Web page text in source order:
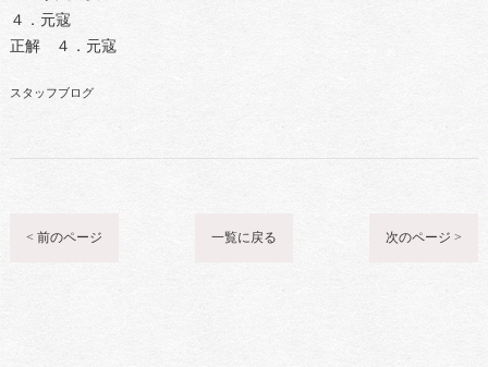
４．元寇
正解 ４．元寇
スタッフブログ
< 前のページ 一覧に戻る 次のページ >